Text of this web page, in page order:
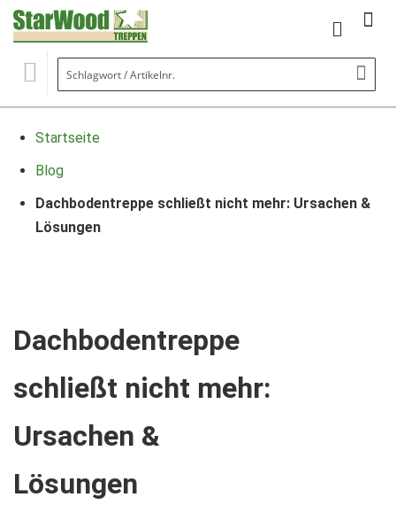
Mein
Startseite
Blog
Dachbodentreppe schließt nicht mehr: Ursachen &
Lösungen
Dachbodentreppe
schließt nicht mehr:
Ursachen &
Lösungen